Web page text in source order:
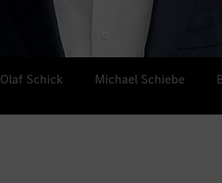
Olaf Schick Michael Schiebe